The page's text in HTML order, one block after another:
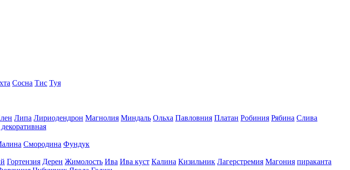
Сосна Тис Туя
Липа Лириодендрон Магнолия Миндаль Ольха Павловния Платан Робиния Рябина Слива
Смородина Фундук
Гортензия Дерен Жимолость Ива Ива куст Калина Кизильник Лагерстремия Магония пираканта